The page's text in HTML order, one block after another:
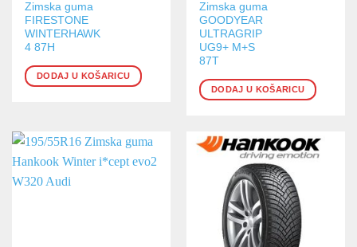
Zimska guma
FIRESTONE
WINTERHAWK
4 87H
DODAJ U KOŠARICU
Zimska guma
GOODYEAR
ULTRAGRIP
UG9+ M+S
87T
DODAJ U KOŠARICU